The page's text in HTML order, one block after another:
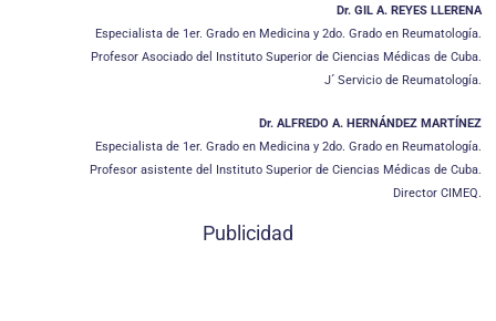
Dr. GIL A. REYES LLERENA
Especialista de 1er. Grado en Medicina y 2do. Grado en Reumatología.
Profesor Asociado del Instituto Superior de Ciencias Médicas de Cuba.
J´ Servicio de Reumatología.
Dr. ALFREDO A. HERNÁNDEZ MARTÍNEZ
Especialista de 1er. Grado en Medicina y 2do. Grado en Reumatología.
Profesor asistente del Instituto Superior de Ciencias Médicas de Cuba.
Director CIMEQ.
Publicidad